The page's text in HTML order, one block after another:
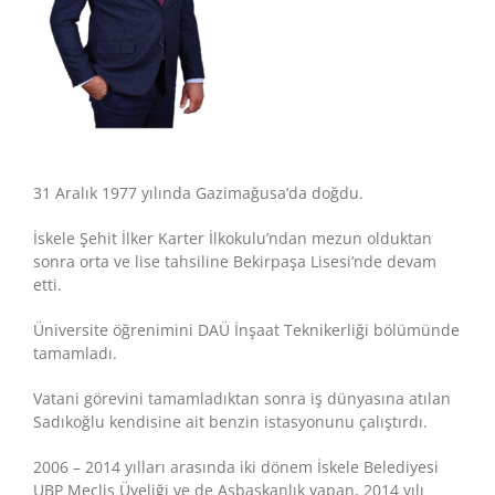
31 Aralık 1977 yılında Gazimağusa’da doğdu.
İskele Şehit İlker Karter İlkokulu’ndan mezun olduktan
sonra orta ve lise tahsiline Bekirpaşa Lisesi’nde devam
etti.
Üniversite öğrenimini DAÜ İnşaat Teknikerliği bölümünde
tamamladı.
Vatani görevini tamamladıktan sonra iş dünyasına atılan
Sadıkoğlu kendisine ait benzin istasyonunu çalıştırdı.
2006 – 2014 yılları arasında iki dönem İskele Belediyesi
UBP Meclis Üyeliği ve de Asbaşkanlık yapan, 2014 yılı